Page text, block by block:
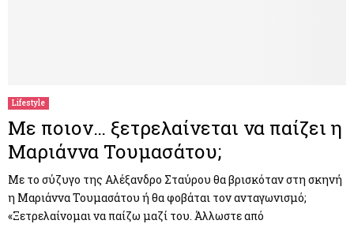
Lifestyle
Με ποιον… ξετρελαίνεται να παίζει η
Μαριάννα Τουμασάτου;
Με το σύζυγο της Αλέξανδρο Σταύρου θα βρισκόταν στη σκηνή
η Μαριάννα Τουμασάτου ή θα φοβάται τον ανταγωνισμό;
«Ξετρελαίνομαι να παίζω μαζί του. Άλλωστε από